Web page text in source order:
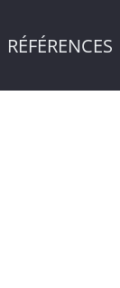
RÉFÉRENCES